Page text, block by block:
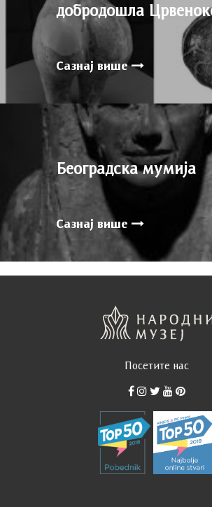
добродошла
Сазнај више
Београдска мумија
Сазнај више
Посетите нас